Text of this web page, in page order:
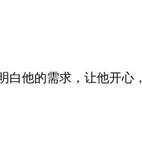
他的需求，让他开心